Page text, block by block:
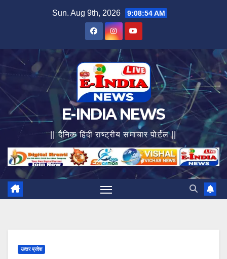
Sun. Aug 9th, 2026 9:08:56 AM
E-INDIA NEWS
|| दैनिक हिंदी राष्ट्रीय समाचार पोर्टल ||
उत्‍तर प्रदेश